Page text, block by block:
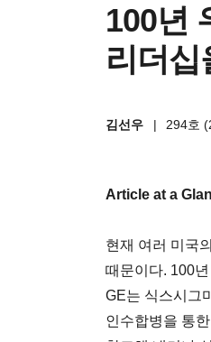
100년
리더십
김선우 | 294호
Article at a
현재 여러 미국
때문이다. 100
GE는 식스시그
인수합병을 통